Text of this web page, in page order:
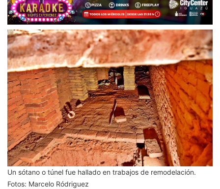
Un sótano o túnel fue hallado en trabajos de remodelación.
Fotos: Marcelo Ródriguez